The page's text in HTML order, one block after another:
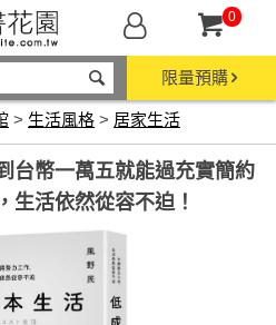
0
限量預購
> 生活風格 > 居家生活
台幣一萬五就能過充實簡約
生活依然從容不迫！